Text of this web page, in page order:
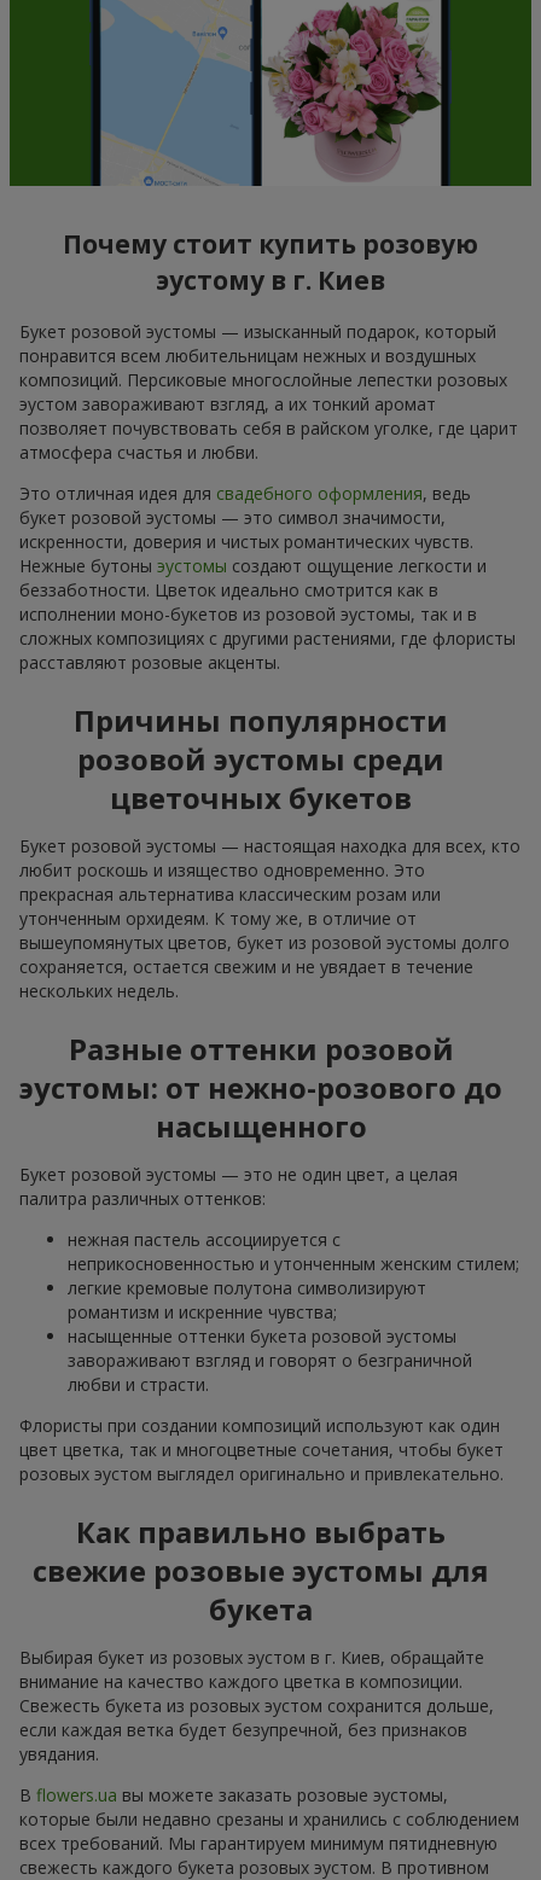
Почему стоит купить розовую
эустому в г. Киев
Букет розовой эустомы — изысканный подарок, который
понравится всем любительницам нежных и воздушных
композиций. Персиковые многослойные лепестки розовых
эустом завораживают взгляд, а их тонкий аромат
позволяет почувствовать себя в райском уголке, где царит
атмосфера счастья и любви.
Это отличная идея для свадебного оформления, ведь
букет розовой эустомы — это символ значимости,
искренности, доверия и чистых романтических чувств.
Нежные бутоны эустомы создают ощущение легкости и
беззаботности. Цветок идеально смотрится как в
исполнении моно-букетов из розовой эустомы, так и в
сложных композициях с другими растениями, где флористы
расставляют розовые акценты.
Причины популярности
розовой эустомы среди
цветочных букетов
Букет розовой эустомы — настоящая находка для всех, кто
любит роскошь и изящество одновременно. Это
прекрасная альтернатива классическим розам или
утонченным орхидеям. К тому же, в отличие от
вышеупомянутых цветов, букет из розовой эустомы долго
сохраняется, остается свежим и не увядает в течение
нескольких недель.
Разные оттенки розовой
эустомы: от нежно-розового до
насыщенного
Букет розовой эустомы — это не один цвет, а целая
палитра различных оттенков:
нежная пастель ассоциируется с
неприкосновенностью и утонченным женским стилем;
легкие кремовые полутона символизируют
романтизм и искренние чувства;
насыщенные оттенки букета розовой эустомы
завораживают взгляд и говорят о безграничной
любви и страсти.
Флористы при создании композиций используют как один
цвет цветка, так и многоцветные сочетания, чтобы букет
розовых эустом выглядел оригинально и привлекательно.
Как правильно выбрать
свежие розовые эустомы для
букета
Выбирая букет из розовых эустом в г. Киев, обращайте
внимание на качество каждого цветка в композиции.
Свежесть букета из розовых эустом сохранится дольше,
если каждая ветка будет безупречной, без признаков
увядания.
В flowers.ua вы можете заказать розовые эустомы,
которые были недавно срезаны и хранились с соблюдением
всех требований. Мы гарантируем минимум пятидневную
свежесть каждого букета розовых эустом. В противном